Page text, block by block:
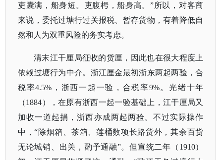
吏囊满，船身短。吏腹枵，船身高。”所以，对客商
来说，委托过塘行过关报税、暂存货物，有着降低自
然和人为双重风险的务实考虑。
清末江干厘局征收的货厘，因此也在很大程度上
依赖过塘行为中介。浙江厘金最初浙东两起两验，合
税率4.5%，浙西一起一验，合税率9%。光绪十年
（1884），在原有浙西一起一验基础上，江干厘局又
加收一道起捐，浙西亦成两起两验。不过实际操作
中，“除烟箱、茶箱、莲桶数项长路货外，其余百货
无论城销、出关，酌予通融”。但宣统二年（1910）